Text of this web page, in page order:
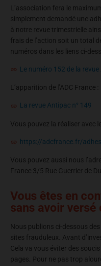
L’association fera le
simplement demandé une
à notre revue trimestrielle
frais de l’action soit un total
numéros dans les liens ci-
Le numéro 152 de la
L’apparition de l’ADC France :
La revue Antipac n° 149
Vous pouvez la réaliser avec
https://adcfrance.fr/
Vous pouvez aussi nous
France 3/5 Rue Guerrier de
Vous êtes en
sans avoir versé
Nous publions ci-dessous
sites frauduleux. Avant
Cela va vous éviter des
pages. Pour ne pas trop